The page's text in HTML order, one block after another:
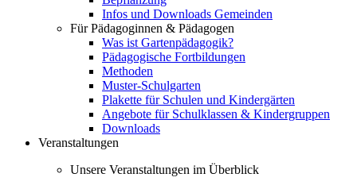
Infos und Downloads Gemeinden
Für Pädagoginnen & Pädagogen
Was ist Gartenpädagogik?
Pädagogische Fortbildungen
Methoden
Muster-Schulgarten
Plakette für Schulen und Kindergärten
Angebote für Schulklassen & Kindergruppen
Downloads
Veranstaltungen
Unsere Veranstaltungen im Überblick